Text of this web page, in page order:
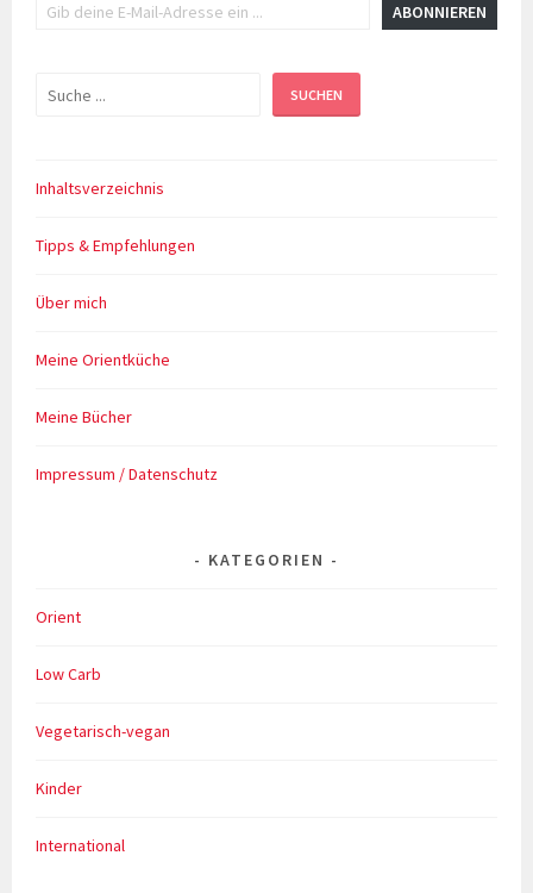
ABONNIEREN
Suchen SUCHEN
Inhaltsverzeichnis
Tipps & Empfehlungen
Über mich
Meine Orientküche
Meine Bücher
Impressum / Datenschutz
KATEGORIEN
Orient
Low Carb
Vegetarisch-vegan
Kinder
International